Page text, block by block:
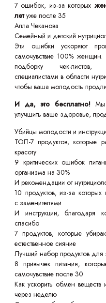
7 ошибок, из-за которых
летуже после 35
Алла Чеканова
Семейный и детский
Эти ошибки ускоряют
самочувствие 100%
подборку чек-листов,
специалистами в области
чтобы ваша молодость
И да, это бесплатно! Мы
улучшить ваше здоровье,
Убийцы молодости и
ТОП-7 продуктов, которые
красоту
9 критических ошибок
организма на 30%
И рекомендации от
10 продуктов, из-за которых
с заменителями
И инструкции, благодаря
спасибо
7 продуктов, которые
естественное сияние
Лучший набор продуктов
8 привычек питания,
самочувствие после 30
Как ускорить обмен веществ
через неделю